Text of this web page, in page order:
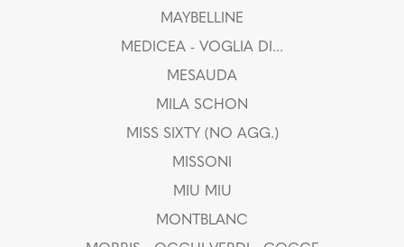
MAYBELLINE
MEDICEA - VOGLIA DI...
MESAUDA
MILA SCHON
MISS SIXTY (NO AGG.)
MISSONI
MIU MIU
MONTBLANC